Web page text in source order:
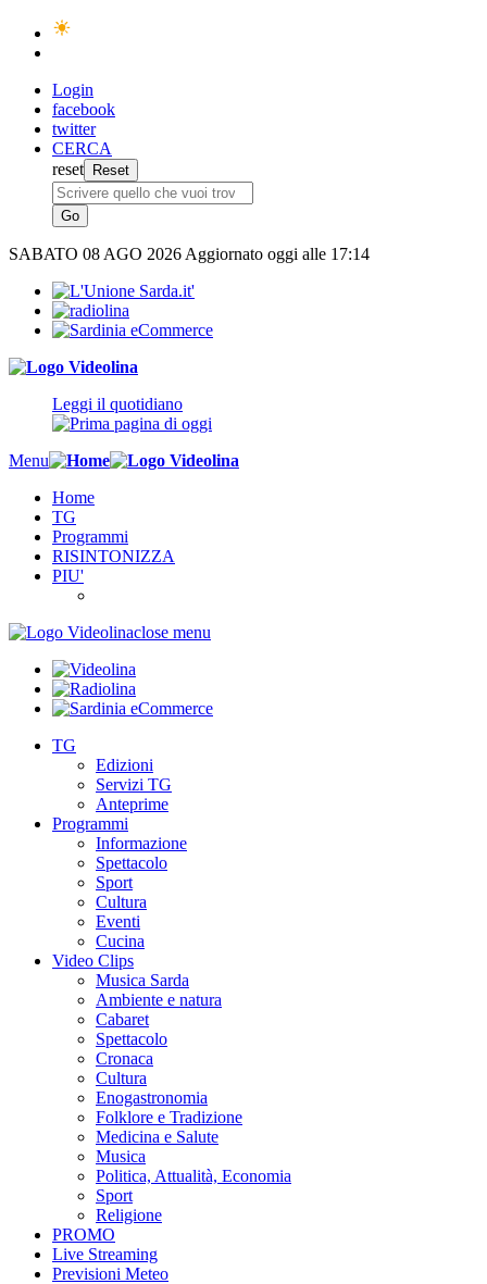
Login
facebook
twitter
CERCA
reset
SABATO 08 AGO 2026 Aggiornato oggi alle 17:14
Leggi il quotidiano
Menu
Home
TG
Programmi
RISINTONIZZA
PIU'
close menu
TG
Edizioni
Servizi TG
Anteprime
Programmi
Informazione
Spettacolo
Sport
Cultura
Eventi
Cucina
Video Clips
Musica Sarda
Ambiente e natura
Cabaret
Spettacolo
Cronaca
Cultura
Enogastronomia
Folklore e Tradizione
Medicina e Salute
Musica
Politica, Attualità, Economia
Sport
Religione
PROMO
Live Streaming
Previsioni Meteo